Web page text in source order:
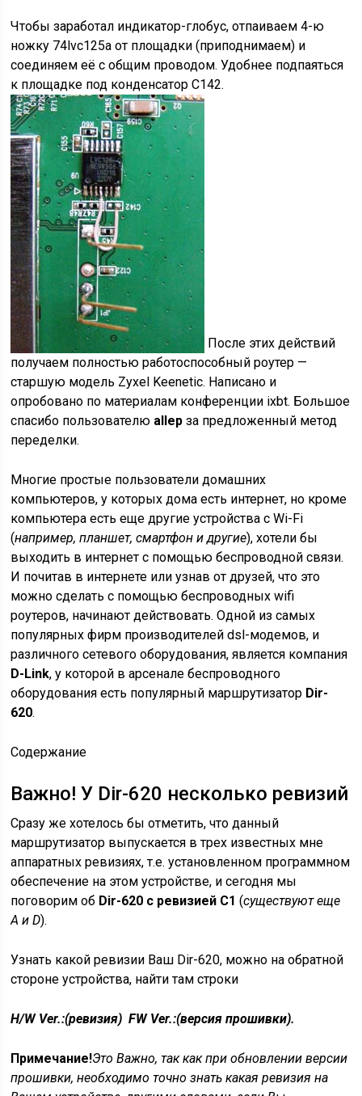
Чтобы заработал индикатор-глобус, отпаиваем 4-ю
ножку 74lvc125a от площадки (приподнимаем) и
соединяем её с общим проводом. Удобнее подпаяться
к площадке под конденсатор C142.
После этих действий
получаем полностью работоспособный роутер —
старшую модель Zyxel Keenetic. Написано и
опробовано по материалам конференции ixbt. Большое
спасибо пользователю allep за предложенный метод
переделки.
Многие простые пользователи домашних
компьютеров, у которых дома есть интернет, но кроме
компьютера есть еще другие устройства с Wi-Fi
(например, планшет, смартфон и другие), хотели бы
выходить в интернет с помощью беспроводной связи.
И почитав в интернете или узнав от друзей, что это
можно сделать с помощью беспроводных wifi
роутеров, начинают действовать. Одной из самых
популярных фирм производителей dsl-модемов, и
различного сетевого оборудования, является компания
D-Link, у которой в арсенале беспроводного
оборудования есть популярный маршрутизатор Dir-
620.
Содержание
Важно! У Dir-620 несколько ревизий
Сразу же хотелось бы отметить, что данный
маршрутизатор выпускается в трех известных мне
аппаратных ревизиях, т.е. установленном программном
обеспечение на этом устройстве, и сегодня мы
поговорим об Dir-620 с ревизией C1 (существуют еще
A и D).
Узнать какой ревизии Ваш Dir-620, можно на обратной
стороне устройства, найти там строки
H/W Ver.:(ревизия) FW Ver.:(версия прошивки).
Примечание!Это Важно, так как при обновлении версии
прошивки, необходимо точно знать какая ревизия на